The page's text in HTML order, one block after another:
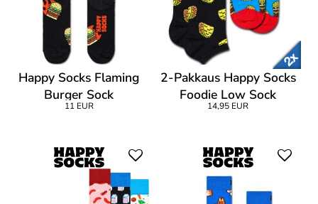
Happy Socks Flaming
Burger Sock
11 EUR
2-Pakkaus Happy Socks
Foodie Low Sock
14,95 EUR